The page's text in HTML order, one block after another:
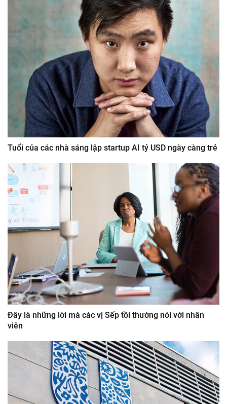
Tuổi của các nhà sáng lập startup AI tỷ USD ngày càng trẻ
Đây là những lời mà các vị Sếp tồi thường nói với nhân
viên